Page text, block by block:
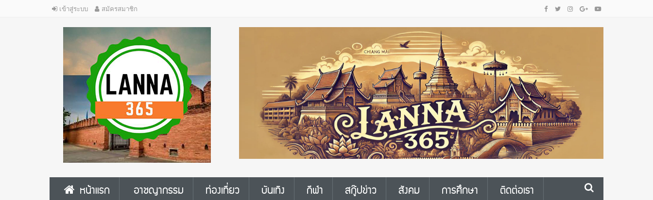
เข้าสู่ระบบ สมัครสมาชิก
หน้าแรก อาชญากรรม ท่องเที่ยว บันเทิง กีฬา สกู๊ปข่าว สังคม การศึกษา ติดต่อเรา